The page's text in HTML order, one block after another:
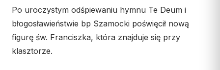
Po uroczystym odśpiewaniu hymnu Te Deum i
błogosławieństwie bp Szamocki poświęcił nową
figurę św. Franciszka, która znajduje się przy
klasztorze.